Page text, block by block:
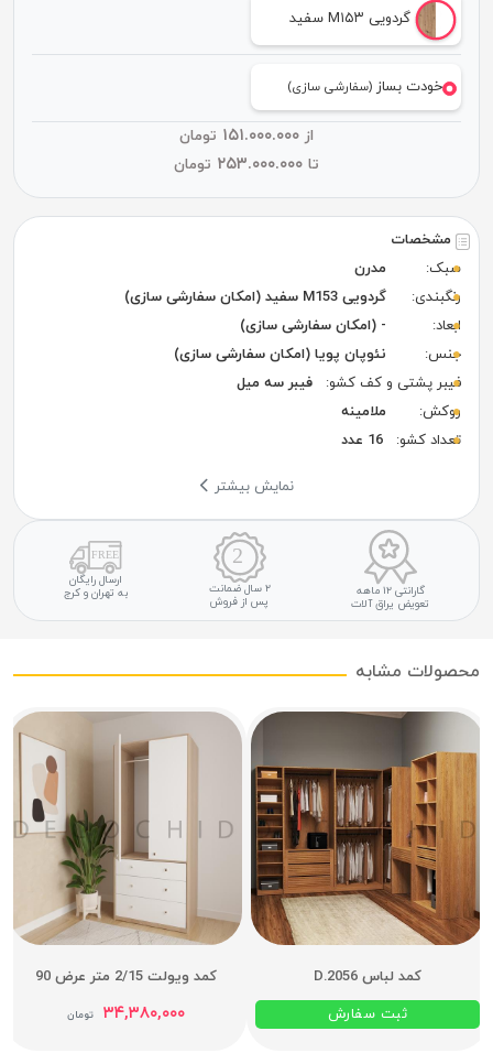
مشخصات
سبک:
مدرن
رنگبندی:
گردویی M153 سفید (امکان سفارشی سازی)
ابعاد:
- (امکان سفارشی سازی)
جنس:
نئوپان پویا (امکان سفارشی سازی)
فیبر پشتی و کف کشو:
فیبر سه میل
روکش:
ملامینه
تعداد کشو:
16 عدد
نمایش بیشتر
گارانتی ۱۲ ماهه
تعویض یراق آلات
۲ سال ضمانت
پس از فروش
ارسال رایگان
به تهران و کرج
گردویی M۱۵۳ سفید
خودت بساز(سفارشی سازی)
از۱۵۱.۰۰۰.۰۰۰
تومان
تا
تومان
محصولات مشابه
کمد لباس D.2056
ثبت سفارش
کمد ویولت 2/15 متر عرض 90
۳۴,۳۸۰,۰۰۰ تومان